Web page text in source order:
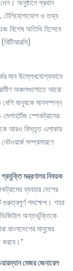
অনুষ্ঠানে প্রধান
টেলিযোগাযোগ ও তথ্য
বিশেষ অতিথি হিসেবে
মান উল্লেখযোগ্যভাবে
অঞ্চলগুলোতে আরো
মানুষকে মানসম্পন্ন
স্পেকট্রামের
আরও বিস্তৃত এলাকায়
সম্প্রসারণে
মন্ত্রণালয় বিষয়ক
ব্যবহার দেশের
গুরুত্বপূর্ণ পদক্ষেপ। শহর
অন্তর্ভুক্তিকে
বাংলাদেশের মানুষের
করবে।"
মেজরজেনারেল